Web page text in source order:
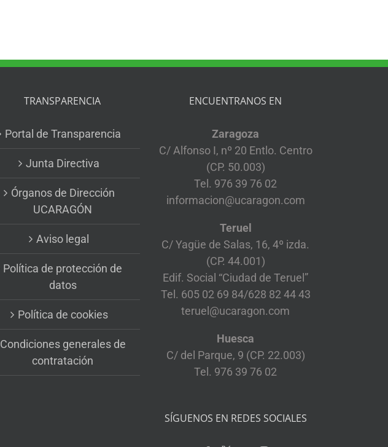
TRANSPARENCIA
Portal de Transparencia
Junta Directiva
Órganos de Dirección
UCARAGÓN
Aviso legal
Política de protección de
datos
Política de cookies
Condiciones generales de
contratación
ENCUENTRANOS EN
Zaragoza
C/ Alfonso I, nº 20 Entlo. Centro
(CP. 50.003)
Tel. 976 39 76 02
informacion@ucaragon.com
Teruel
C/ Yagüe de Salas, 16, 4º izda.
(CP. 44.001)
Edif. Social “Ciudad de Teruel”
Tel. 605 02 69 84/628 82 44 43
teruel@ucaragon.com
Huesca
C/ del Parque, 9 (CP. 22.003)
Tel. 976 39 76 02
SÍGUENOS EN REDES SOCIALES